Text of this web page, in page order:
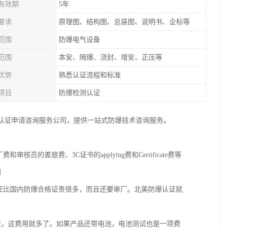
效期 5年
求 原理图、结构图、总装图、说明书、企标等
围 防爆电气设备
围 本安、隔爆、浇封、增安、正压等
势 熟悉认证流程和标准
目 防爆检测认证
申请咨询服务公司，提供一站式防爆技术咨询服务。
和审核员的差旅费、3C证书的applying费和Certificate费等
国内防爆合格证贵很多，而且还要审厂。北美防爆认证就
这费用就多了。如果产品还带电池，电池测试也是一项费